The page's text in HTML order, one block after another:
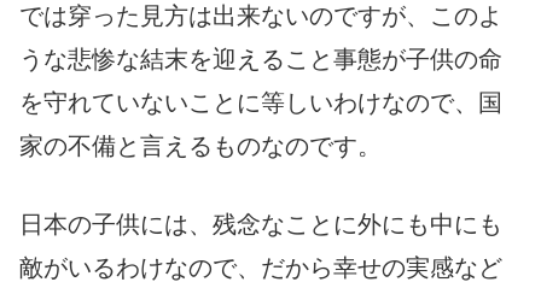
では穿った見方は出来ないのですが、このよ
うな悲惨な結末を迎えること事態が子供の命
を守れていないことに等しいわけなので、国
家の不備と言えるものなのです。
日本の子供には、残念なことに外にも中にも
敵がいるわけなので、だから幸せの実感など